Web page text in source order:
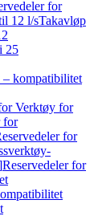
for
12 l/sTakavløp
25
– kompatibilitet
Verktøy for
for
for
Reservedeler for